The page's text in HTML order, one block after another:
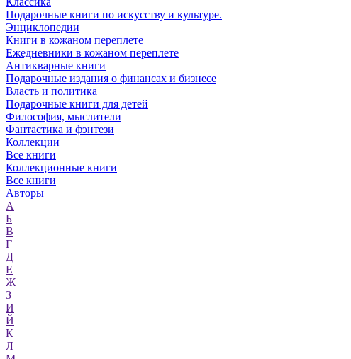
Подарочные книги по искусству и культуре.
Энциклопедии
Книги в кожаном переплете
Ежедневники в кожаном переплете
Антикварные книги
Подарочные издания о финансах и бизнесе
Власть и политика
Подарочные книги для детей
Философия, мыслители
Фантастика и фэнтези
Коллекции
Все книги
Коллекционные книги
Все книги
Авторы
А
Б
В
Г
Д
Е
Ж
З
И
Й
К
Л